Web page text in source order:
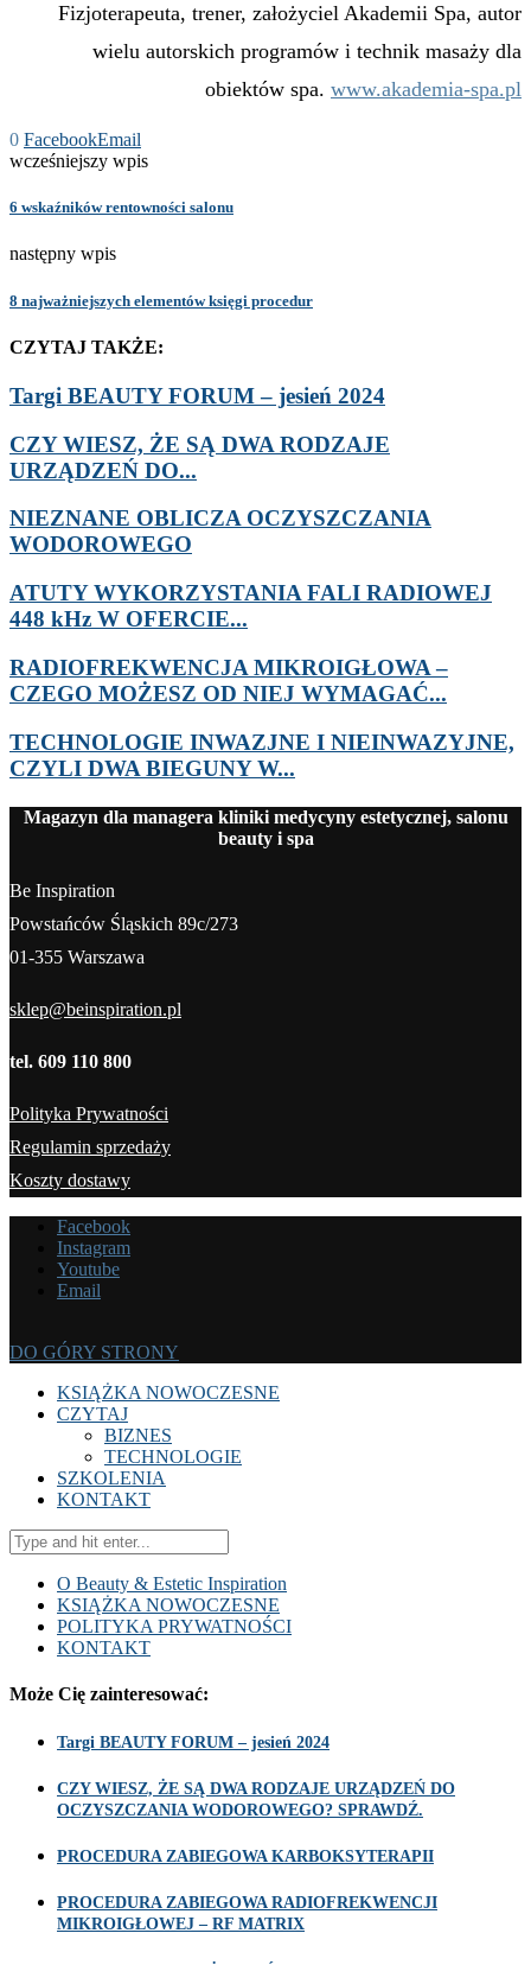
Fizjoterapeuta, trener, założyciel Akademii Spa, autor
wielu autorskich programów i technik masaży dla
obiektów spa. www.akademia-spa.pl
0 FacebookEmail
wcześniejszy wpis
6 wskaźników rentowności salonu
następny wpis
8 najważniejszych elementów księgi procedur
CZYTAJ TAKŻE:
Targi BEAUTY FORUM – jesień 2024
CZY WIESZ, ŻE SĄ DWA RODZAJE
URZĄDZEŃ DO...
NIEZNANE OBLICZA OCZYSZCZANIA
WODOROWEGO
ATUTY WYKORZYSTANIA FALI RADIOWEJ
448 kHz W OFERCIE...
RADIOFREKWENCJA MIKROIGŁOWA –
CZEGO MOŻESZ OD NIEJ WYMAGAĆ...
TECHNOLOGIE INWAZJNE I NIEINWAZYJNE,
CZYLI DWA BIEGUNY W...
Magazyn dla managera kliniki medycyny estetycznej, salonu
beauty i spa
Be Inspiration
Powstańców Śląskich 89c/273
01-355 Warszawa
sklep@beinspiration.pl
tel. 609 110 800
Polityka Prywatności
Regulamin sprzedaży
Koszty dostawy
Facebook
Instagram
Youtube
Email
DO GÓRY STRONY
KSIĄŻKA NOWOCZESNE
CZYTAJ
BIZNES
TECHNOLOGIE
SZKOLENIA
KONTAKT
O Beauty & Estetic Inspiration
KSIĄŻKA NOWOCZESNE
POLITYKA PRYWATNOŚCI
KONTAKT
Może Cię zainteresować:
Targi BEAUTY FORUM – jesień 2024
CZY WIESZ, ŻE SĄ DWA RODZAJE URZĄDZEŃ DO
OCZYSZCZANIA WODOROWEGO? SPRAWDŹ.
PROCEDURA ZABIEGOWA KARBOKSYTERAPII
PROCEDURA ZABIEGOWA RADIOFREKWENCJI
MIKROIGŁOWEJ – RF MATRIX